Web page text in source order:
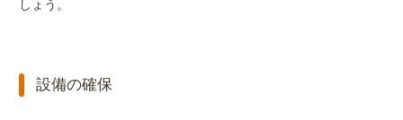
しょう。
設備の確保